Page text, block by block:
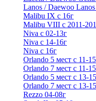
Lanos / Daewoo
Malibu IX с 16г
Malibu VIII с 2011-
Niva с 02-13г
Niva с 14-16г
Niva с 16г
Orlando 5 мест с 11-
Orlando 7 мест с 11-
Orlando 5 мест с 13-
Orlando 7 мест с 13-
Rezzo 04-08г